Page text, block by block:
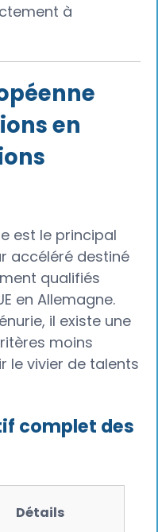
à
en
est le principal
accéléré destiné
qualifiés
en Allemagne.
il existe une
moins
le vivier de talents
complet des
Détails